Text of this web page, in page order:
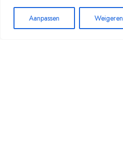
Aanpassen Weigeren